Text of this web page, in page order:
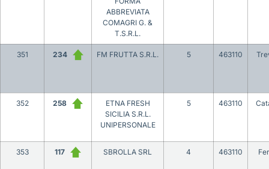
ABBREVIATA
COMAGRI G. &
T.S.R.L.
351 234 FM FRUTTA S.R.L. 5 463110
352 258
ETNA FRESH
SICILIA S.R.L.
UNIPERSONALE
5 463110
353 117 SBROLLA SRL 4 463110